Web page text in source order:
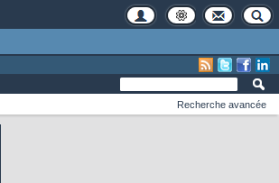
Recherche avancée